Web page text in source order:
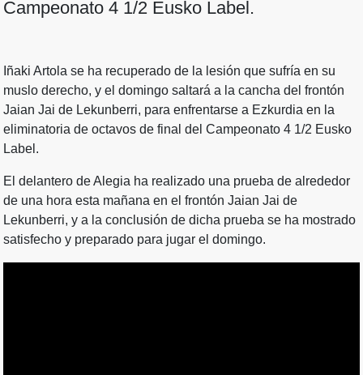
Campeonato 4 1/2 Eusko Label.
Iñaki Artola se ha recuperado de la lesión que sufría en su
muslo derecho, y el domingo saltará a la cancha del frontón
Jaian Jai de Lekunberri, para enfrentarse a Ezkurdia en la
eliminatoria de octavos de final del Campeonato 4 1/2 Eusko
Label.
El delantero de Alegia ha realizado una prueba de alrededor
de una hora esta mañana en el frontón Jaian Jai de
Lekunberri, y a la conclusión de dicha prueba se ha mostrado
satisfecho y preparado para jugar el domingo.